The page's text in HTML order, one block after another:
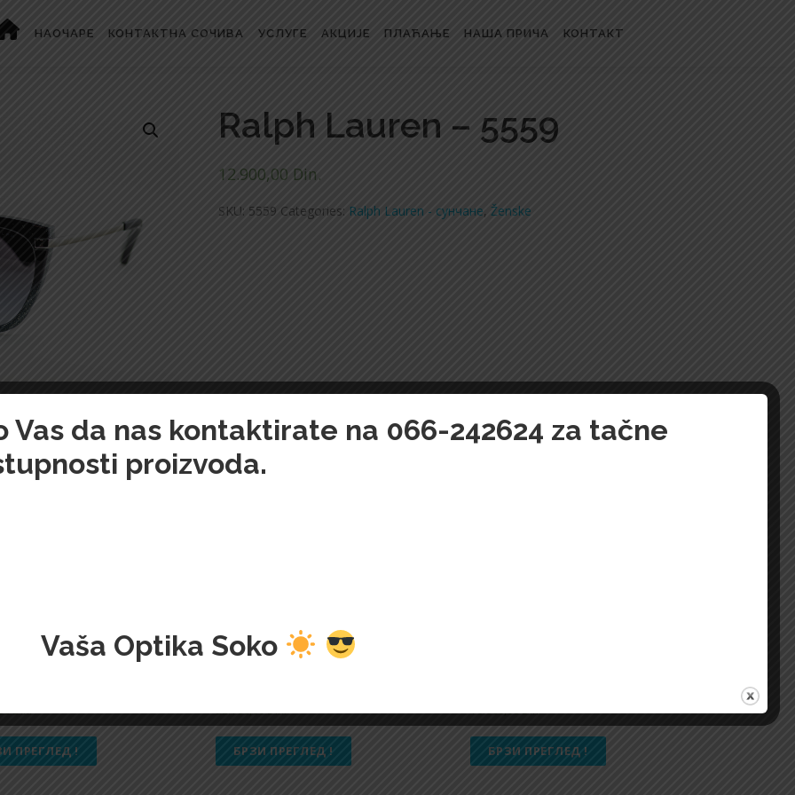
НАОЧАРЕ КОНТАКТНА СОЧИВА УСЛУГЕ АКЦИЈЕ ПЛАЋАЊЕ НАША ПРИЧА КОНТАКТ
Ralph Lauren – 5559
12.900,00 Din.
SKU: 5559 Categories: Ralph Lauren - сунчане,Ženske
Din.
ПРЕГЛЕД !
22.100,00Din.
БРЗИ ПРЕГЛЕД !
16.000,00Din.
БРЗИ ПРЕГЛЕД !
Vas da nas kontaktirate na 066-242624 za tačne
proizvoda.
Vaša Optika Soko